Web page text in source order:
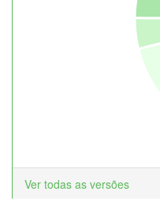
Ver todas as versões